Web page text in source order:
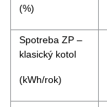
(%)
Spotreba ZP –
klasický kotol
(kWh/rok)